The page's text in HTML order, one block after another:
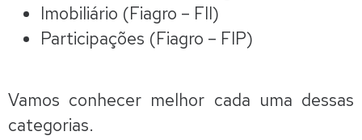
Imobiliário (Fiagro – FII)
Participações (Fiagro – FIP)
Vamos conhecer melhor cada uma dessas
categorias.